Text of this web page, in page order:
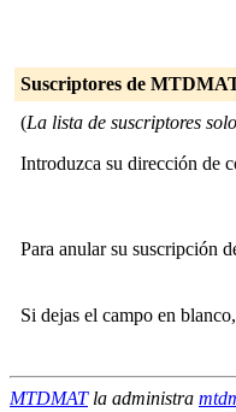
Suscriptores de
(La lista de suscriptores
Introduzca su dirección de
Para anular su suscripción
Si dejas el campo en
MTDMATla administra